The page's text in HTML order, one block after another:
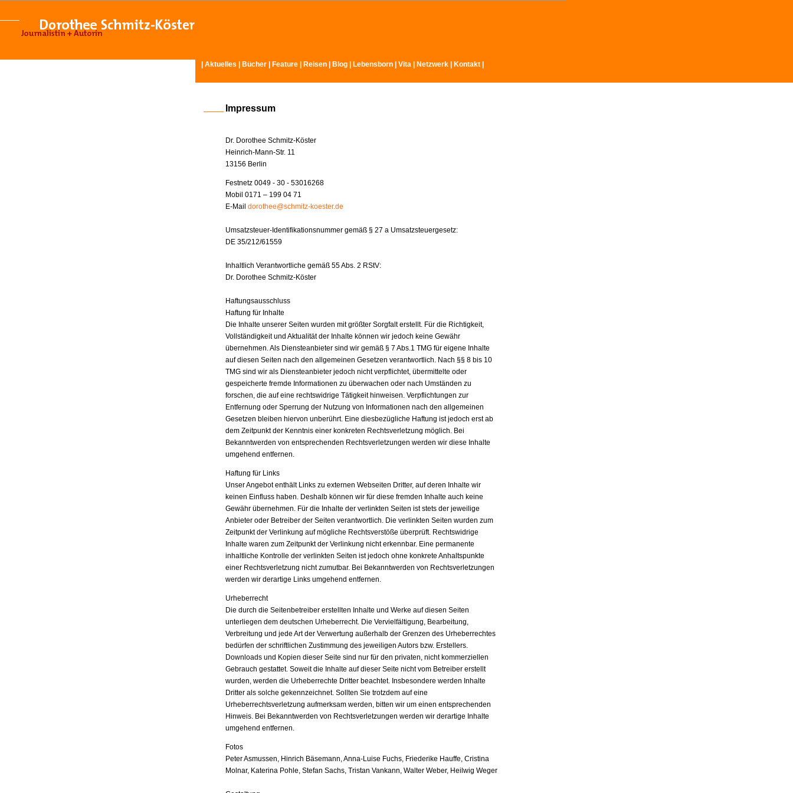
Aktuelles Bücher Feature Reisen Blog Lebensborn Vita Netzwerk Kontakt
Impressum
Dr. Dorothee Schmitz-Köster
Heinrich-Mann-Str. 11
13156 Berlin
Festnetz 0049 - 30 - 53016268
Mobil 0171 – 199 04 71
E-Mail dorothee@schmitz-koester.de
Umsatzsteuer-Identifikationsnummer gemäß § 27 a Umsatzsteuergesetz:
DE 35/212/61559
Inhaltlich Verantwortliche gemäß 55 Abs. 2 RStV:
Dr. Dorothee Schmitz-Köster
Haftungsausschluss
Haftung für Inhalte
Die Inhalte unserer Seiten wurden mit größter Sorgfalt erstellt. Für die Richtigkeit,
Vollständigkeit und Aktualität der Inhalte können wir jedoch keine Gewähr
übernehmen. Als Diensteanbieter sind wir gemäß § 7 Abs.1 TMG für eigene Inhalte
auf diesen Seiten nach den allgemeinen Gesetzen verantwortlich. Nach §§ 8 bis 10
TMG sind wir als Diensteanbieter jedoch nicht verpflichtet, übermittelte oder
gespeicherte fremde Informationen zu überwachen oder nach Umständen zu
forschen, die auf eine rechtswidrige Tätigkeit hinweisen. Verpflichtungen zur
Entfernung oder Sperrung der Nutzung von Informationen nach den allgemeinen
Gesetzen bleiben hiervon unberührt. Eine diesbezügliche Haftung ist jedoch erst ab
dem Zeitpunkt der Kenntnis einer konkreten Rechtsverletzung möglich. Bei
Bekanntwerden von entsprechenden Rechtsverletzungen werden wir diese Inhalte
umgehend entfernen.
Haftung für Links
Unser Angebot enthält Links zu externen Webseiten Dritter, auf deren Inhalte wir
keinen Einfluss haben. Deshalb können wir für diese fremden Inhalte auch keine
Gewähr übernehmen. Für die Inhalte der verlinkten Seiten ist stets der jeweilige
Anbieter oder Betreiber der Seiten verantwortlich. Die verlinkten Seiten wurden zum
Zeitpunkt der Verlinkung auf mögliche Rechtsverstöße überprüft. Rechtswidrige
Inhalte waren zum Zeitpunkt der Verlinkung nicht erkennbar. Eine permanente
inhaltliche Kontrolle der verlinkten Seiten ist jedoch ohne konkrete Anhaltspunkte
einer Rechtsverletzung nicht zumutbar. Bei Bekanntwerden von Rechtsverletzungen
werden wir derartige Links umgehend entfernen.
Urheberrecht
Die durch die Seitenbetreiber erstellten Inhalte und Werke auf diesen Seiten
unterliegen dem deutschen Urheberrecht. Die Vervielfältigung, Bearbeitung,
Verbreitung und jede Art der Verwertung außerhalb der Grenzen des Urheberrechtes
bedürfen der schriftlichen Zustimmung des jeweiligen Autors bzw. Erstellers.
Downloads und Kopien dieser Seite sind nur für den privaten, nicht kommerziellen
Gebrauch gestattet. Soweit die Inhalte auf dieser Seite nicht vom Betreiber erstellt
wurden, werden die Urheberrechte Dritter beachtet. Insbesondere werden Inhalte
Dritter als solche gekennzeichnet. Sollten Sie trotzdem auf eine
Urheberrechtsverletzung aufmerksam werden, bitten wir um einen entsprechenden
Hinweis. Bei Bekanntwerden von Rechtsverletzungen werden wir derartige Inhalte
umgehend entfernen.
Fotos
Peter Asmussen, Hinrich Bäsemann, Anna-Luise Fuchs, Friederike Hauffe, Cristina
Molnar, Katerina Pohle, Stefan Sachs, Tristan Vankann, Walter Weber, Heilwig Weger